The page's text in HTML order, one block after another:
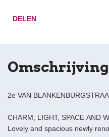
DELEN
Omschrijving
2e VAN
CHARM, LIGHT, SPACE AND
Lovely and spacious newly